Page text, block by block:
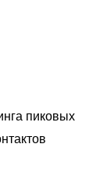
пиковых